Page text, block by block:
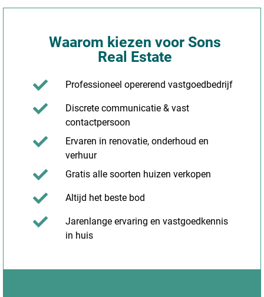
Waarom kiezen voor Sons
Real Estate
Professioneel opererend vastgoedbedrijf
Discrete communicatie & vast
contactpersoon
Ervaren in renovatie, onderhoud en
verhuur
Gratis alle soorten huizen verkopen
Altijd het beste bod
Jarenlange ervaring en vastgoedkennis
in huis